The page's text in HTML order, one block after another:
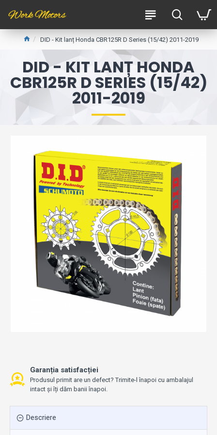
DID - Kit lanț Honda CBR125R D Series (15/42) 2011-2019
DID - KIT LANȚ HONDA
CBR125R D SERIES (15/42)
2011-2019
Garanția satisfacției
Produsul primit are un defect? Trimite-l înapoi cu ambalajul
intact și îți dăm banii înapoi.
Descriere